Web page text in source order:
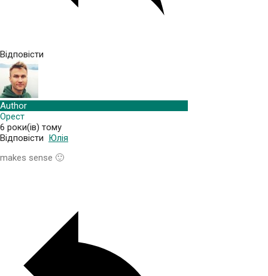
Відповісти
Author
Орест
6 роки(ів) тому
Відповісти Юлія
makes sense 🙂